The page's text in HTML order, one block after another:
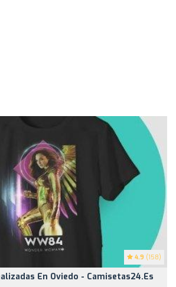
4.9 (158)
En Oviedo - Camisetas24.es